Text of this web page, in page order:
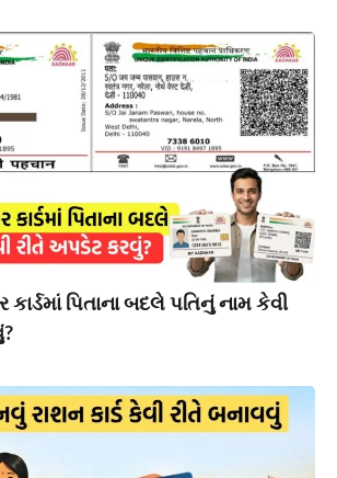
પિતાના બદલે પતિનું નામ કેવી